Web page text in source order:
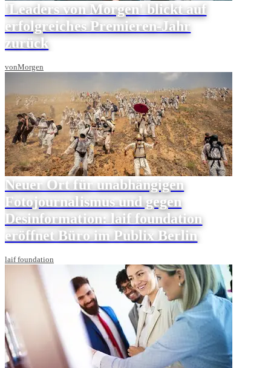
'Leaders von Morgen' blickt auf
erfolgreiches Premieren-Jahr
zurück
vonMorgen
Neuer Ort für unabhängigen
Fotojournalismus und gegen
Desinformation: laif foundation
eröffnet Büro im Publix Berlin
laif foundation